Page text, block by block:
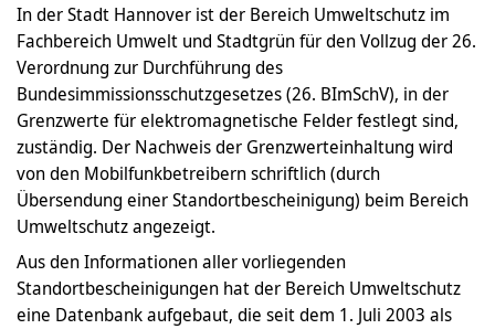
In der Stadt Hannover ist der Bereich Umweltschutz im
Fachbereich Umwelt und Stadtgrün für den Vollzug der 26.
Verordnung zur Durchführung des
Bundesimmissionsschutzgesetzes (26. BImSchV), in der
Grenzwerte für elektromagnetische Felder festlegt sind,
zuständig. Der Nachweis der Grenzwerteinhaltung wird
von den Mobilfunkbetreibern schriftlich (durch
Übersendung einer Standortbescheinigung) beim Bereich
Umweltschutz angezeigt.
Aus den Informationen aller vorliegenden
Standortbescheinigungen hat der Bereich Umweltschutz
eine Datenbank aufgebaut, die seit dem 1. Juli 2003 als